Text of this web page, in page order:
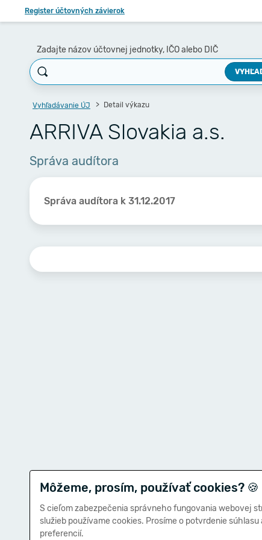
Register účtovných závierok
Zadajte názov účtovnej jednotky, IČO alebo DIČ
Vyhľadávanie ÚJ Detail výkazu
ARRIVA Slovakia a.s.
Správa audítora
Správa audítora k 31.12.2017
Môžeme, prosím, používať cookies? 🍪
S cieľom zabezpečenia správneho fungovania webovej
služieb používame cookies. Prosíme o potvrdenie
preferencií.